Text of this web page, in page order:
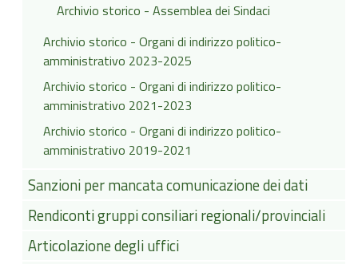
Archivio storico - Assemblea dei Sindaci
Archivio storico - Organi di indirizzo politico-
amministrativo 2023-2025
Archivio storico - Organi di indirizzo politico-
amministrativo 2021-2023
Archivio storico - Organi di indirizzo politico-
amministrativo 2019-2021
Sanzioni per mancata comunicazione dei dati
Rendiconti gruppi consiliari regionali/provinciali
Articolazione degli uffici